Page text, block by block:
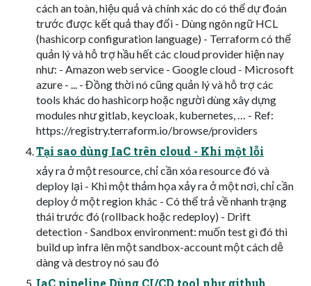
cách an toàn, hiệu quả và chính xác do có thể dự đoán
trước được kết quả thay đổi - Dùng ngôn ngữ HCL
(hashicorp configuration language) - Terraform có thể
quản lý và hỗ trợ hầu hết các cloud provider hiện nay
như: - Amazon web service - Google cloud - Microsoft
azure - ... - Đồng thời nó cũng quản lý và hỗ trợ các
tools khác do hashicorp hoặc người dùng xây dựng
modules như gitlab, keycloak, kubernetes, … - Ref:
https://registry.terraform.io/browse/providers
Tại sao dùng IaC trên cloud - Khi một lỗi
xảy ra ở một resource, chỉ cần xóa resource đó và
deploy lại - Khi một thảm họa xảy ra ở một nơi, chỉ cần
deploy ở một region khác - Có thể trả về nhanh trạng
thái trước đó (rollback hoặc redeploy) - Drift
detection - Sandbox environment: muốn test gì đó thì
build up infra lên một sandbox-account một cách dễ
dàng và destroy nó sau đó
IaC pipeline Dùng CI/CD tool như github